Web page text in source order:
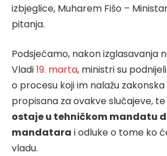
izbjeglice, Muharem Fišo –
pitanja.
Podsjećamo, nakon izglasavanja
Vladi19. marta, ministri su
o procesu koji im nalažu
propisana za ovakve slučajeve, te
ostaje u tehničkom mandatu
mandatara i odluke o tome ko
vladu.